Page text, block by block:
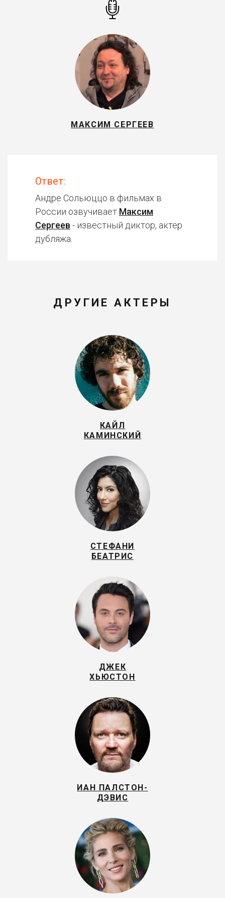
МАКСИМ СЕРГЕЕВ
Ответ:
Андре Сольюццо в фильмах в
России озвучивает Максим
Сергеев - известный диктор, актер
дубляжа.
ДРУГИЕ АКТЕРЫ
КАЙЛ
КАМИНСКИЙ
СТЕФАНИ
БЕАТРИС
ДЖЕК
ХЬЮСТОН
ИАН ПАЛСТОН-
ДЭВИС